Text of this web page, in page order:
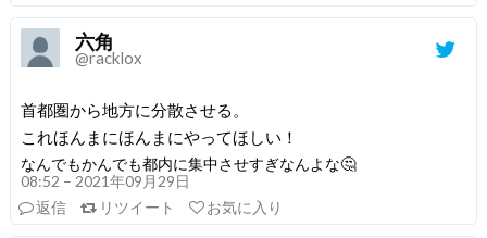
六角
@racklox
首都圏から地方に分散させる。
これほんまにほんまにやってほしい！
なんでもかんでも都内に集中させすぎなんよな🤔
08:52 – 2021年09月29日
返信
リツイート お気に入り